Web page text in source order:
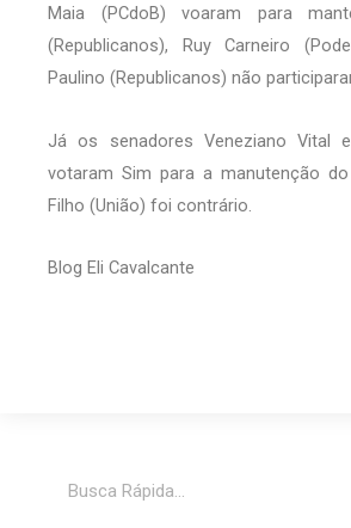
Maia (PCdoB) voaram para
(Republicanos), Ruy Carneiro
Paulino (Republicanos) não
Já os senadores Veneziano Vital
votaram Sim para a manutenção
Filho (União) foi contrário.
Blog Eli Cavalcante